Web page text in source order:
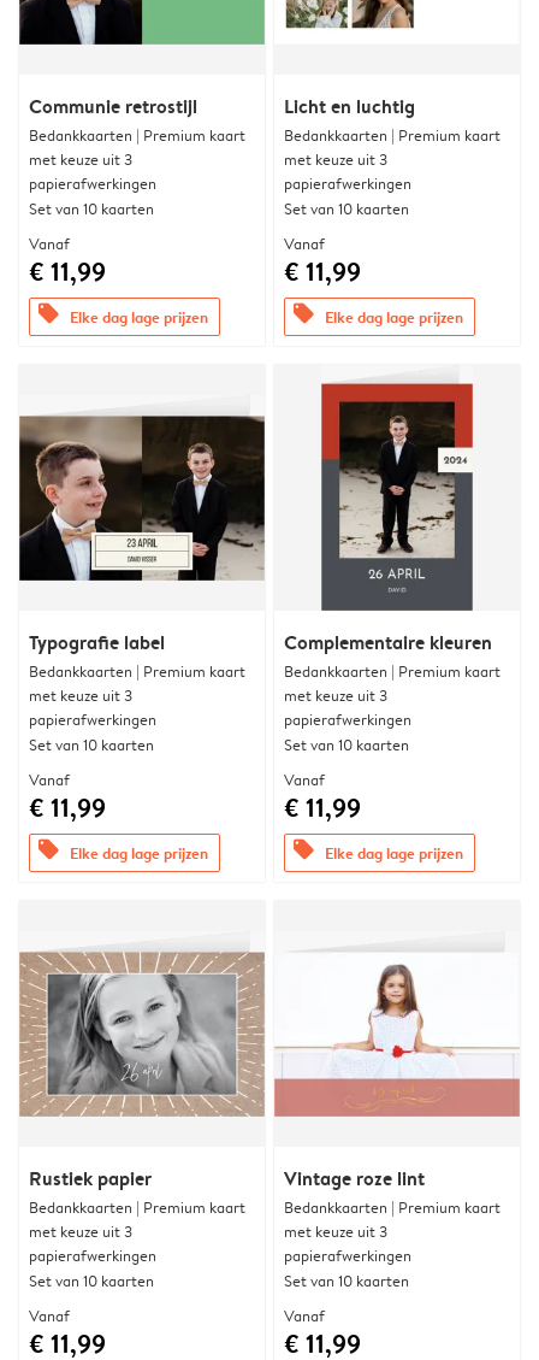
Communie retrostijl
Bedankkaarten | Premium kaart
met keuze uit 3
papierafwerkingen
Set van 10 kaarten
Vanaf
€ 11,99
offers Elke dag lage prijzen
Licht en luchtig
Bedankkaarten | Premium kaart
met keuze uit 3
papierafwerkingen
Set van 10 kaarten
Vanaf
€ 11,99
offers Elke dag lage prijzen
Typografie label
Bedankkaarten | Premium kaart
met keuze uit 3
papierafwerkingen
Set van 10 kaarten
Vanaf
€ 11,99
offers Elke dag lage prijzen
Complementaire kleuren
Bedankkaarten | Premium kaart
met keuze uit 3
papierafwerkingen
Set van 10 kaarten
Vanaf
€ 11,99
offers Elke dag lage prijzen
Rustiek papier
Bedankkaarten | Premium kaart
met keuze uit 3
papierafwerkingen
Set van 10 kaarten
Vanaf
€ 11,99
Vintage roze lint
Bedankkaarten | Premium kaart
met keuze uit 3
papierafwerkingen
Set van 10 kaarten
Vanaf
€ 11,99